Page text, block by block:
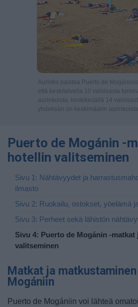
Aurinko paistaa Puerto de
että keskitalvella 10 valoisasta
aurinkoista, keskikesällä 14
yhdeksän on keskimäärin
Puerto de Mogánin -
hotellin valitseminen
Sivu 1: Nähtävyydet ja
ilmasto
Sivu 2: Ruokailu, ostokset, yöelämä
Sivu 3: Perheet sekä lähistön
Sivu 4: Puerto de Mogánin -matkat
valitseminen
Matkat ja
Mogániin
Puerto de Mogániin voi lähteä